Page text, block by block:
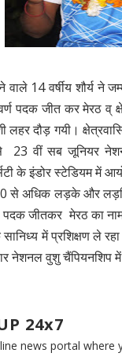
14 वर्षीय शौर्य ने
पदक जीत कर मेरठ व्
लहर दौड़ गयी।
वीं सब जूनियर
के इंडोर स्टेडियम में
अधिक लड़के और
जीतकर मेरठ का
सानिध्य में प्रशिक्षण
नेशनल वुशु चैंपियनशिप
24x7
news portal